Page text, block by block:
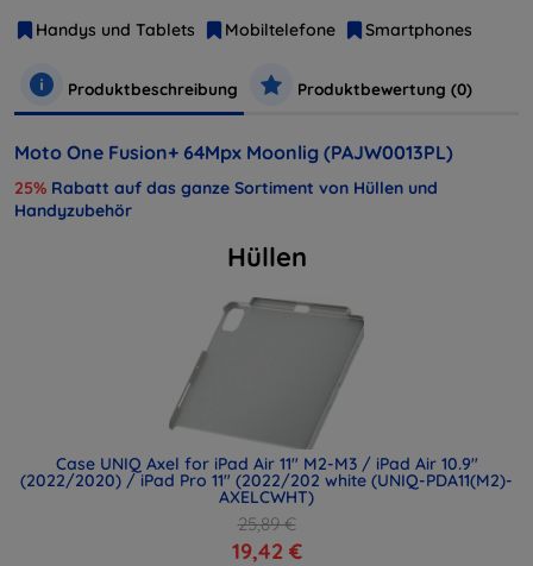
Handys und Tablets
Mobiltelefone Smartphones
Produktbeschreibung Produktbewertung (0)
Moto One Fusion+ 64Mpx Moonlig (PAJW0013PL)
25% Rabatt auf das ganze Sortiment von Hüllen und
Handyzubehör
Hüllen
Case UNIQ Axel for iPad Air 11" M2-M3 / iPad Air 10.9"
(2022/2020) / iPad Pro 11" (2022/202 white (UNIQ-PDA11(M2)-
AXELCWHT)
25,89 €
19,42 €